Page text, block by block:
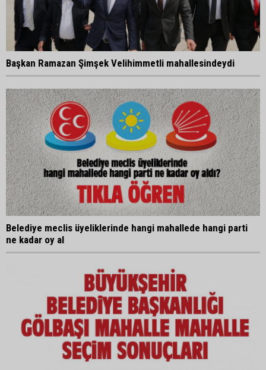
Başkan Ramazan Şimşek Velihimmetli mahallesindeydi
Belediye meclis üyeliklerinde hangi mahallede hangi parti
ne kadar oy al